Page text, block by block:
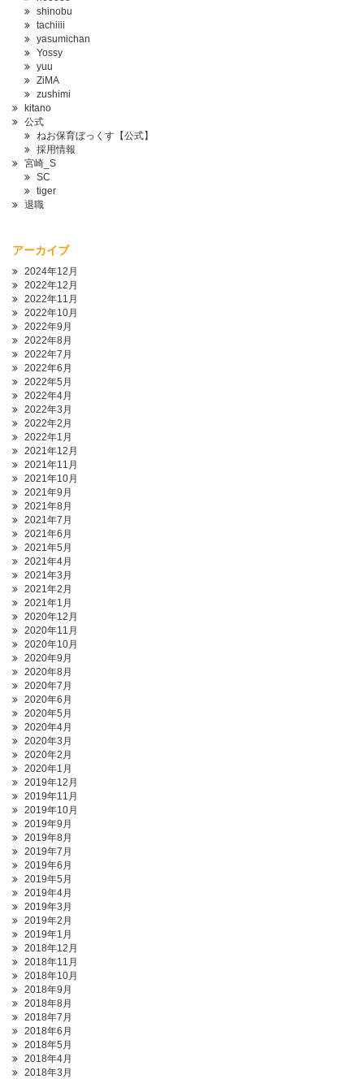
shinobu
tachiiii
yasumichan
Yossy
yuu
ZiMA
zushimi
kitano
公式
ねお保育ぼっくす【公式】
採用情報
宮崎_S
SC
tiger
退職
アーカイブ
2024年12月
2022年12月
2022年11月
2022年10月
2022年9月
2022年8月
2022年7月
2022年6月
2022年5月
2022年4月
2022年3月
2022年2月
2022年1月
2021年12月
2021年11月
2021年10月
2021年9月
2021年8月
2021年7月
2021年6月
2021年5月
2021年4月
2021年3月
2021年2月
2021年1月
2020年12月
2020年11月
2020年10月
2020年9月
2020年8月
2020年7月
2020年6月
2020年5月
2020年4月
2020年3月
2020年2月
2020年1月
2019年12月
2019年11月
2019年10月
2019年9月
2019年8月
2019年7月
2019年6月
2019年5月
2019年4月
2019年3月
2019年2月
2019年1月
2018年12月
2018年11月
2018年10月
2018年9月
2018年8月
2018年7月
2018年6月
2018年5月
2018年4月
2018年3月